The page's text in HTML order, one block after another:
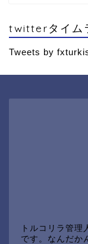
twitterタイム
Tweets by
トルコリラ管
です。なんだか